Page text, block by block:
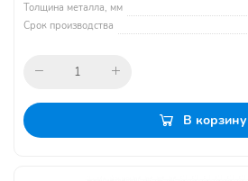
Толщина металла, мм
Срок производства
В корзину